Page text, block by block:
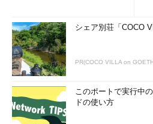
シェア別荘「COCO
PR(COCO VILLA on
このポートで実行中
ドの使い方